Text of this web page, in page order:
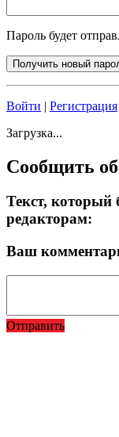
Пароль будет
Войти | Регистрация
Загрузка...
Сообщить об
Текст, который
редакторам:
Ваш
Отправить